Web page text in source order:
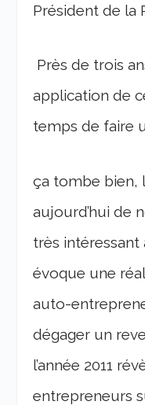
Président de la
Près de trois
application de
temps de faire
ça tombe bien,
aujourd’hui de
très intéressant
évoque une
auto-
dégager un
l’année 2011
entrepreneurs